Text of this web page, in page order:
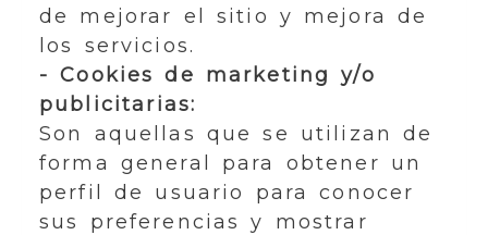
de mejorar el sitio y mejora de
los servicios.
- Cookies de marketing y/o
publicitarias:
Son aquellas que se utilizan de
forma general para obtener un
perfil de usuario para conocer
sus preferencias y mostrar